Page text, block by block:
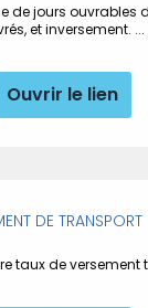
de jours ouvrables
et inversement. ...
Ouvrir le lien
DE TRANSPORT
taux de versement